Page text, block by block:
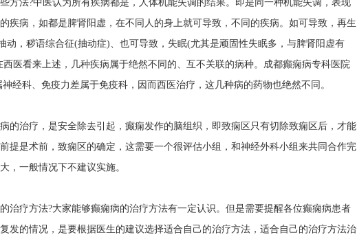
方法?中医认为所有疾病都是，人体机能失调的结果。即是同一种机能失调，表现
疾病，如都是脾肾阳虚，在不同人的身上就可导致，不同的疾病。如可导致，再生
动，秽语综合征(抽动症)、也可导致，失眠(尤其是顽固性失眠多，与脾肾阳虚有
医看来上述，几种疾病属于绝然不同的、互不关联的病种。 成都癫痫病专科医院
经科、免疫力差属于免疫科，因而西医治疗，这几种病的药物也绝然不同。
的治疗，是安全除去引起，癫痫发作的脑组织，即致痫区只有切除致痫区后，才能
提是术前，致痫区的确定，这需要一个很评估小组，和神经外科小组来共同合作完
，一般情况下不建议实施。
治疗方法?大家能够癫痫病的治疗方法有一定认识。但是需要提醒各位癫痫病患者
发的情况，是要根据医生的建议选择适合自己的治疗方法，适合自己的治疗方法治